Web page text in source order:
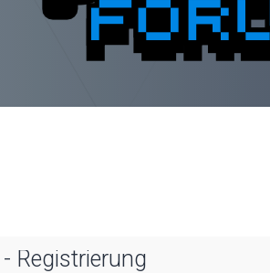
Registrierung